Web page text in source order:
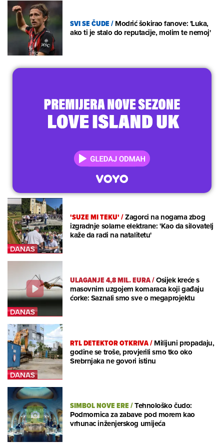
SVI SE ČUDE/Modrić šokirao fanove: 'Luka,
ako ti je stalo do reputacije, molim te nemoj'
'SUZE MI TEKU'/Zagorci na nogama zbog
izgradnje solarne elektrane: 'Kao da silovatelj
kaže da radi na natalitetu'
ULAGANJE 4,8 MIL. EURA/Osijek kreće s
masovnim uzgojem komaraca koji gađaju
ćorke: Saznali smo sve o megaprojektu
RTL DETEKTOR OTKRIVA/Milijuni propadaju,
godine se troše, provjerili smo tko oko
Srebrnjaka ne govori istinu
SIMBOL NOVE ERE/Tehnološko čudo:
Podmornica za zabave pod morem kao
vrhunac inženjerskog umijeća